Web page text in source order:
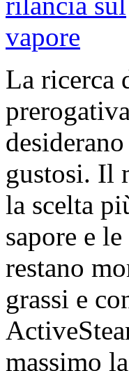
La ricerca
gustosi. Il
la scelta
sapore e
restano
grassi e
massimo